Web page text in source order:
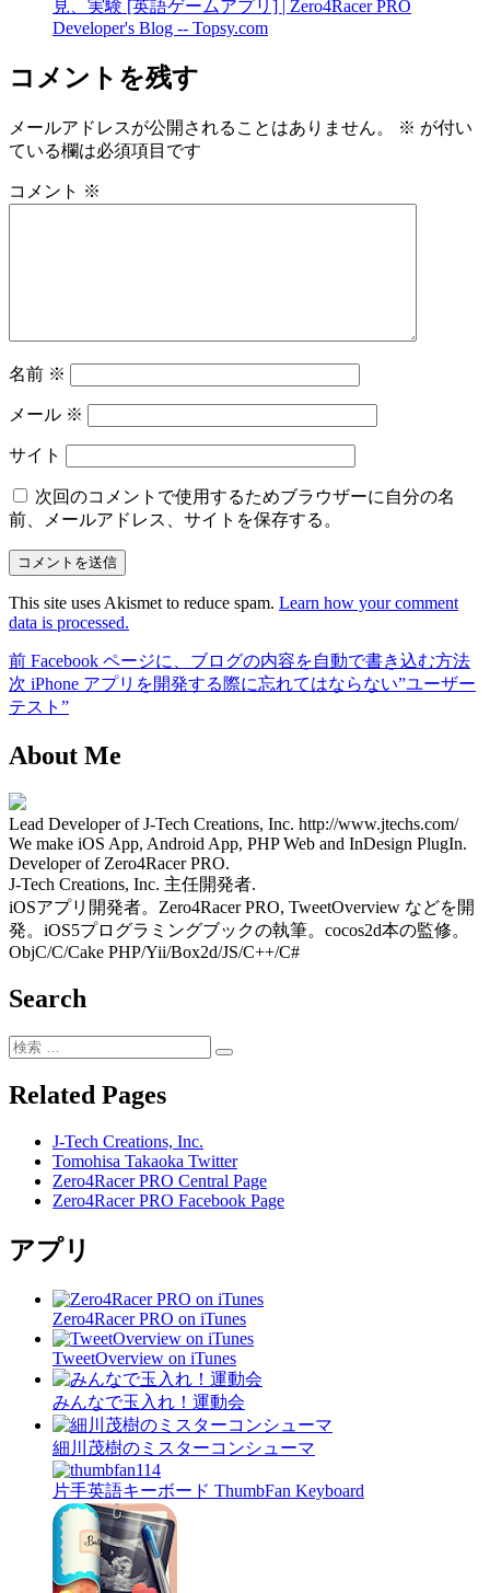
見、実験 [英語ゲームアプリ] | Zero4Racer PRO
Developer's Blog -- Topsy.com
コメントを残す
メールアドレスが公開されることはありません。 ※ が付い
ている欄は必須項目です
コメント ※
名前 ※
メール ※
サイト
次回のコメントで使用するためブラウザーに自分の名
前、メールアドレス、サイトを保存する。
This site uses Akismet to reduce spam. Learn how your comment
data is processed.
投
稿
ビ
ゲ
ー
シ
ョ
ン
前 前
の
投
Facebook ページに、ブログの内容を自動で書き込む方法
次 次
の
稿:
iPhone アプリを開発する際に忘れてはならない”ユーザー
テスト”
About Me
Lead Developer of J-Tech Creations, Inc. http://www.jtechs.com/
We make iOS App, Android App, PHP Web and InDesign PlugIn.
Developer of Zero4Racer PRO.
J-Tech Creations, Inc. 主任開発者.
iOSアプリ開発者。Zero4Racer PRO, TweetOverview などを開
発。iOS5プログラミングブックの執筆。cocos2d本の監修。
ObjC/C/Cake PHP/Yii/Box2d/JS/C++/C#
Search
検
検
Related Pages
J-Tech Creations, Inc.
Tomohisa Takaoka Twitter
Zero4Racer PRO Central Page
Zero4Racer PRO Facebook Page
アプリ
Zero4Racer PRO on iTunes
TweetOverview on iTunes
みんなで玉入れ！運動会
細川茂樹のミスターコンシューマ
片手英語キーボード ThumbFan Keyboard